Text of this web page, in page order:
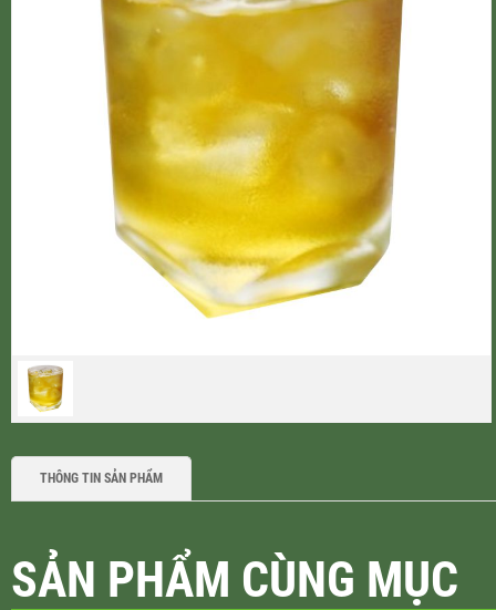
THÔNG TIN SẢN PHẨM
SẢN PHẨM CÙNG MỤC